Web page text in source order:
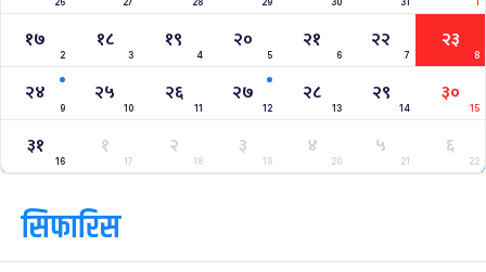
१७
2
१८
3
१९
4
२०
5
२१
6
२२
7
२३
8
२४
9
२५
10
२६
11
२७
12
२८
13
२९
14
३०
15
३१
16
१
17
२
18
३
19
४
20
५
21
६
22
सिफारिस